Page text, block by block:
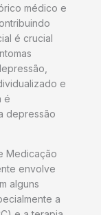
médico e
é crucial
e
é
depressão
Medicação
envolve
alguns
a